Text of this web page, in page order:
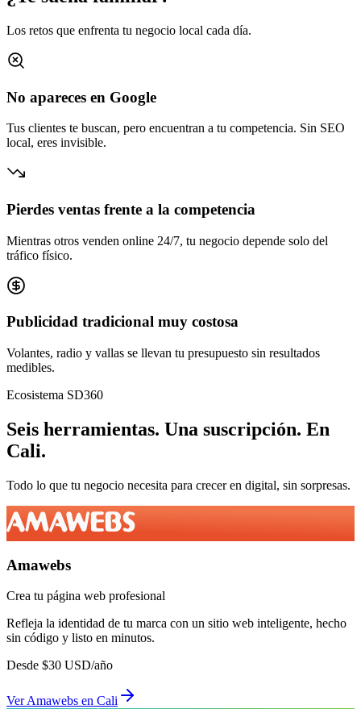
Los retos que enfrenta tu negocio local cada día.
No apareces en Google
Tus clientes te buscan, pero encuentran a tu competencia. Sin SEO
local, eres invisible.
Pierdes ventas frente a la competencia
Mientras otros venden online 24/7, tu negocio depende solo del
tráfico físico.
Publicidad tradicional muy costosa
Volantes, radio y vallas se llevan tu presupuesto sin resultados
medibles.
Ecosistema SD360
Seis herramientas. Una suscripción. En
Cali.
Todo lo que tu negocio necesita para crecer en digital, sin sorpresas.
Amawebs
Crea tu página web profesional
Refleja la identidad de tu marca con un sitio web inteligente, hecho
sin código y listo en minutos.
Desde $30 USD/año
VerAmawebs en Cali